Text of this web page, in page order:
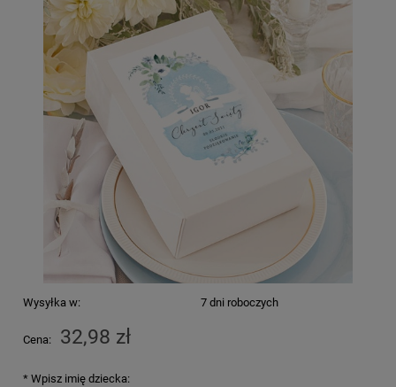
Wysyłka w: 7 dni roboczych
Cena: 32,98 zł
* Wpisz imię dziecka: